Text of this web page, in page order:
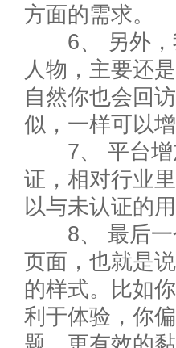
方面的需求。
6、 另外，
人物，主要还
自然你也会回
似，一样可以
7、 平台增
证，相对行业
以与未认证的
8、 最后一
页面，也就是
的样式。比如
利于体验，你